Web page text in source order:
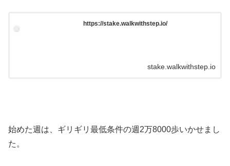
https://stake.walkwithstep.io/
stake.walkwithstep.io
始めた週は、ギリギリ最低条件の週2万8000歩いかせまし
た。